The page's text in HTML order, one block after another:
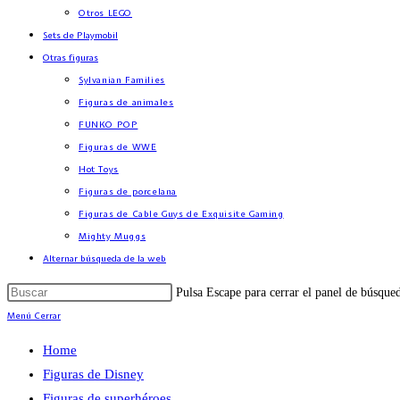
Otros LEGO
Sets de Playmobil
Otras figuras
Sylvanian Families
Figuras de animales
FUNKO POP
Figuras de WWE
Hot Toys
Figuras de porcelana
Figuras de Cable Guys de Exquisite Gaming
Mighty Muggs
Alternar búsqueda de la web
Pulsa Escape para cerrar el panel de
Menú Cerrar
Home
Figuras de Disney